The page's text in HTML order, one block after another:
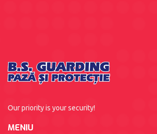
Our priority is your security!
MENIU